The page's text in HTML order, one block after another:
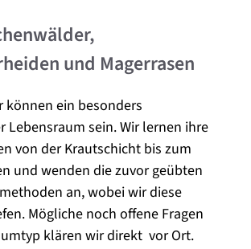
und Magerrasen
können ein besonders
Lebensraum sein. Wir lernen ihre
von der Krautschicht bis zum
und wenden die zuvor geübten
an, wobei wir diese
Mögliche noch offene Fragen
klären wir direkt vor Ort.